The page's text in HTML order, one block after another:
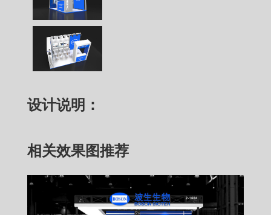
设计说明：
相关效果图推荐